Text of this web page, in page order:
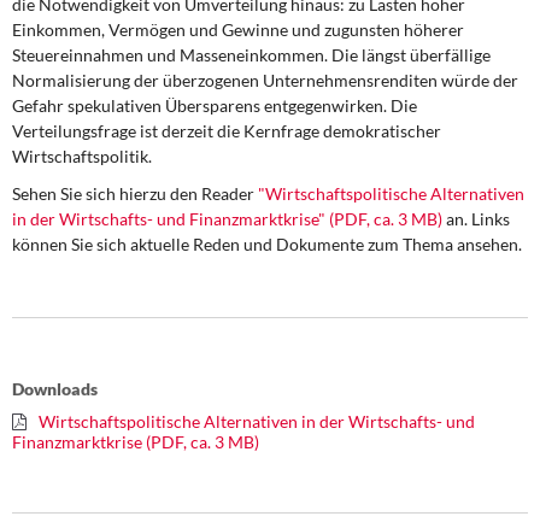
die Notwendigkeit von Umverteilung hinaus: zu Lasten hoher
Einkommen, Vermögen und Gewinne und zugunsten höherer
Steuereinnahmen und Masseneinkommen. Die längst überfällige
Normalisierung der überzogenen Unternehmensrenditen würde der
Gefahr spekulativen Übersparens entgegenwirken. Die
Verteilungsfrage ist derzeit die Kernfrage demokratischer
Wirtschaftspolitik.
Sehen Sie sich hierzu den Reader "Wirtschaftspolitische Alternativen
in der Wirtschafts- und Finanzmarktkrise" (PDF, ca. 3 MB)an. Links
können Sie sich aktuelle Reden und Dokumente zum Thema ansehen.
Downloads
Wirtschaftspolitische Alternativen in der Wirtschafts- und
Finanzmarktkrise (PDF, ca. 3 MB)